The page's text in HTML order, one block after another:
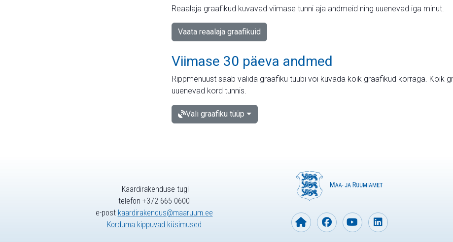
Reaalaja graafikud kuvavad viimase tunni aja andmeid ning uuenevad iga minut.
Vaata reaalaja graafikuid
Viimase 30 päeva andmed
Rippmenüüst saab valida graafiku tüübi või kuvada kõik graafikud korraga. Kõik
uuenevad kord tunnis.
Vali graafiku tüüp
Kaardirakenduse tugi
telefon +372 665 0600
e-post kaardirakendus@maaruum.ee
Korduma kippuvad küsimused